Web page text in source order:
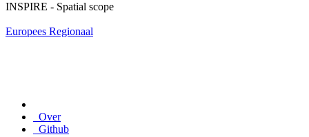
INSPIRE - Spatial scope
Europees Regionaal
Over
Github